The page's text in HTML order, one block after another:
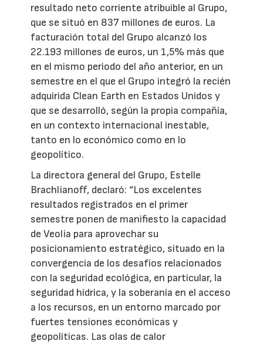
resultado neto corriente atribuible al Grupo,
que se situó en 837 millones de euros. La
facturación total del Grupo alcanzó los
22.193 millones de euros, un 1,5% más que
en el mismo periodo del año anterior, en un
semestre en el que el Grupo integró la recién
adquirida Clean Earth en Estados Unidos y
que se desarrolló, según la propia compañía,
en un contexto internacional inestable,
tanto en lo económico como en lo
geopolítico.
La directora general del Grupo, Estelle
Brachlianoff, declaró: “Los excelentes
resultados registrados en el primer
semestre ponen de manifiesto la capacidad
de Veolia para aprovechar su
posicionamiento estratégico, situado en la
convergencia de los desafíos relacionados
con la seguridad ecológica, en particular, la
seguridad hídrica, y la soberanía en el acceso
a los recursos, en un entorno marcado por
fuertes tensiones económicas y
geopolíticas. Las olas de calor